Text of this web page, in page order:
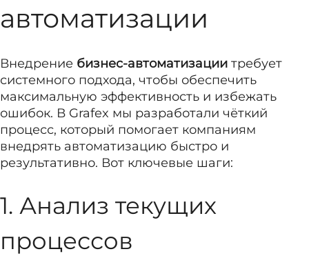
автоматизации
Внедрение бизнес-автоматизации требует
системного подхода, чтобы обеспечить
максимальную эффективность и избежать
ошибок. В Grafex мы разработали чёткий
процесс, который помогает компаниям
внедрять автоматизацию быстро и
результативно. Вот ключевые шаги:
1. Анализ текущих
процессов